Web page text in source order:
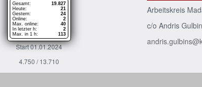
Gesamt:
19.827
Heute:
21
Gestern:
24
Online:
2
Max. online:
40
In letzter h:
2
Max. in 1 h:
113
Start 01.01.2024
4.750 / 13.710
Arbeitskreis
c/o Andris